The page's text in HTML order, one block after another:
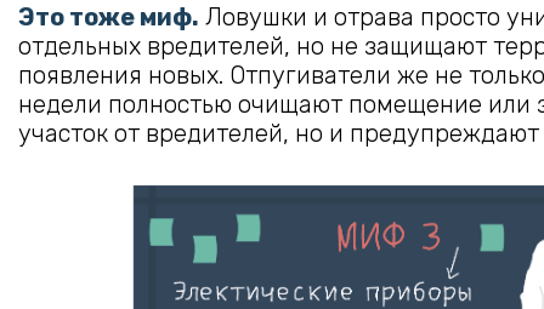
Это тоже миф. Ловушки и отрава просто
отдельных вредителей, но не защищают
появления новых. Отпугиватели же не
недели полностью очищают помещение или
участок от вредителей, но и